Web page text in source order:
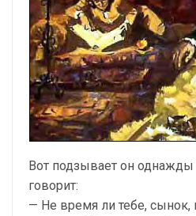
Вот подзывает он однажды
говорит:
— Не время ли тебе, сынок,